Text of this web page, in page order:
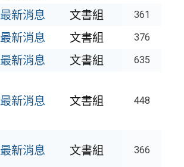
最新消息 文書組 361
最新消息 文書組 376
最新消息 文書組 635
最新消息 文書組 448
最新消息 文書組 366